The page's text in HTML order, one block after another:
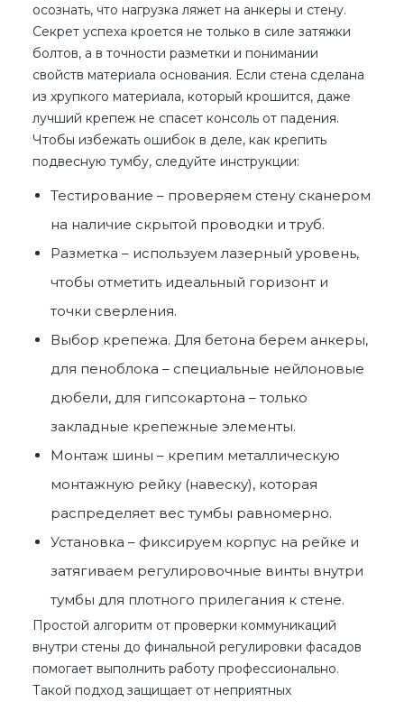
осознать, что нагрузка ляжет на анкеры и стену.
Секрет успеха кроется не только в силе затяжки
болтов, а в точности разметки и понимании
свойств материала основания. Если стена сделана
из хрупкого материала, который крошится, даже
лучший крепеж не спасет консоль от падения.
Чтобы избежать ошибок в деле, как крепить
подвесную тумбу, следуйте инструкции:
Тестирование – проверяем стену сканером
на наличие скрытой проводки и труб.
Разметка – используем лазерный уровень,
чтобы отметить идеальный горизонт и
точки сверления.
Выбор крепежа. Для бетона берем анкеры,
для пеноблока – специальные нейлоновые
дюбели, для гипсокартона – только
закладные крепежные элементы.
Монтаж шины – крепим металлическую
монтажную рейку (навеску), которая
распределяет вес тумбы равномерно.
Установка – фиксируем корпус на рейке и
затягиваем регулировочные винты внутри
тумбы для плотного прилегания к стене.
Простой алгоритм от проверки коммуникаций
внутри стены до финальной регулировки фасадов
помогает выполнить работу профессионально.
Такой подход защищает от неприятных